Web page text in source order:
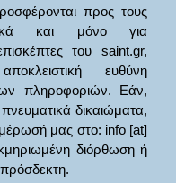
προς τους
και μόνο για
του saint.gr,
ευθύνη
πληροφοριών. Εάν,
δικαιώματα,
μας στο: info [at]
διόρθωση ή